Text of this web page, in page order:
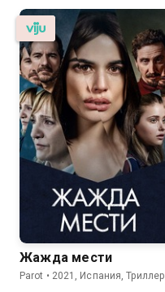
Жажда мести
Parot • 2021, Испания, Триллер